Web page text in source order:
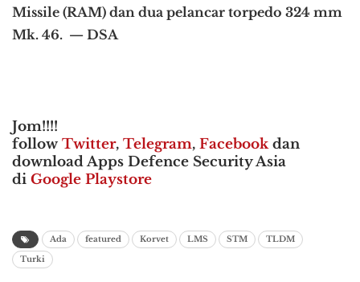
Missile (RAM) dan dua pelancar torpedo 324 mm
Mk. 46. — DSA
Jom!!!!
follow Twitter, Telegram, Facebookdan
download Apps Defence Security Asia
di Google Playstore
Ada featured Korvet LMS STM
TLDM
Turki